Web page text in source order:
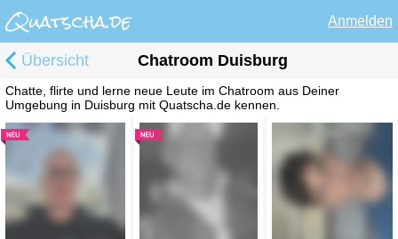
Anmelden
Übersicht Chatroom Duisburg
Chatte, flirte und lerne neue Leute im Chatroom aus Deiner
Umgebung in Duisburg mit Quatscha.de kennen.